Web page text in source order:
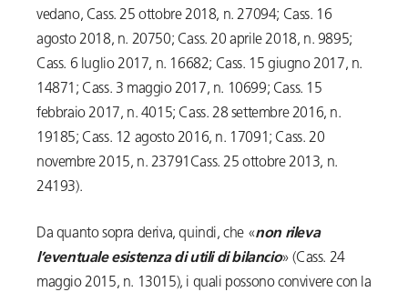
vedano, Cass. 25 ottobre 2018, n. 27094; Cass. 16
agosto 2018, n. 20750; Cass. 20 aprile 2018, n. 9895;
Cass. 6 luglio 2017, n. 16682; Cass. 15 giugno 2017, n.
14871; Cass. 3 maggio 2017, n. 10699; Cass. 15
febbraio 2017, n. 4015; Cass. 28 settembre 2016, n.
19185; Cass. 12 agosto 2016, n. 17091; Cass. 20
novembre 2015, n. 23791Cass. 25 ottobre 2013, n.
24193).
Da quanto sopra deriva, quindi, che «non rileva
l’eventuale esistenza di utili di bilancio» (Cass. 24
maggio 2015, n. 13015), i quali possono convivere con la